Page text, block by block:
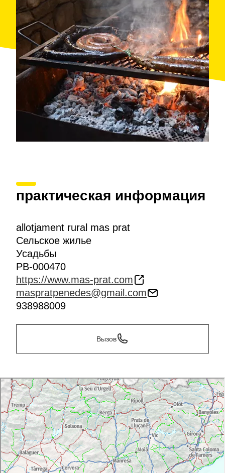
находятся в получасе езды от гостевого дома.
практическая информация
allotjament rural mas prat
Сельское жилье
Усадьбы
PB-000470
https://www.mas-prat.com
maspratpenedes@gmail.com
938988009
Вызов